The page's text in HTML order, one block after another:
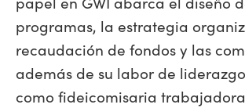
programas, la estrategia
recaudación de fondos y las
además de su labor de
como fideicomisaria